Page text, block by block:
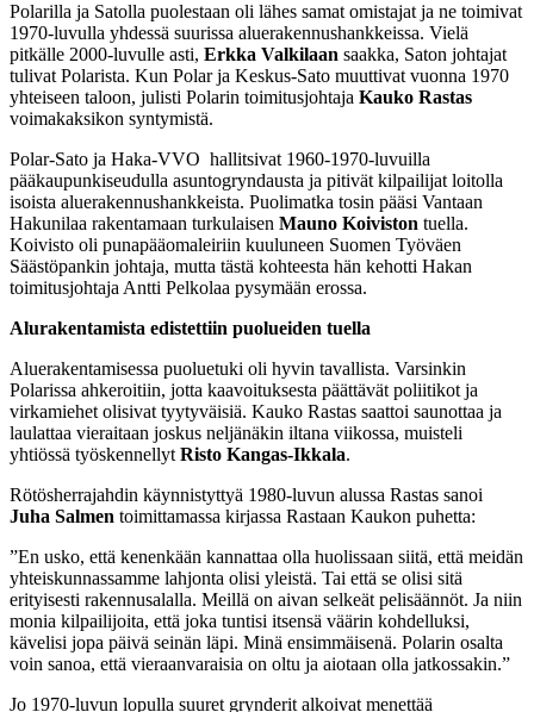
Polarilla ja Satolla puolestaan oli lähes samat omistajat ja ne toimivat
1970-luvulla yhdessä suurissa aluerakennushankkeissa. Vielä
pitkälle 2000-luvulle asti, Erkka Valkilaan saakka, Saton johtajat
tulivat Polarista. Kun Polar ja Keskus-Sato muuttivat vuonna 1970
yhteiseen taloon, julisti Polarin toimitusjohtaja Kauko Rastas
voimakaksikon syntymistä.
Polar-Sato ja Haka-VVO hallitsivat 1960-1970-luvuilla
pääkaupunkiseudulla asuntogryndausta ja pitivät kilpailijat loitolla
isoista aluerakennushankkeista. Puolimatka tosin pääsi Vantaan
Hakunilaa rakentamaan turkulaisen Mauno Koiviston tuella.
Koivisto oli punapääomaleiriin kuuluneen Suomen Työväen
Säästöpankin johtaja, mutta tästä kohteesta hän kehotti Hakan
toimitusjohtaja Antti Pelkolaa pysymään erossa.
Alurakentamista edistettiin puolueiden tuella
Aluerakentamisessa puoluetuki oli hyvin tavallista. Varsinkin
Polarissa ahkeroitiin, jotta kaavoituksesta päättävät poliitikot ja
virkamiehet olisivat tyytyväisiä. Kauko Rastas saattoi saunottaa ja
laulattaa vieraitaan joskus neljänäkin iltana viikossa, muisteli
yhtiössä työskennellyt Risto Kangas-Ikkala.
Rötösherrajahdin käynnistyttyä 1980-luvun alussa Rastas sanoi
Juha Salmen toimittamassa kirjassa Rastaan Kaukon puhetta:
”En usko, että kenenkään kannattaa olla huolissaan siitä, että meidän
yhteiskunnassamme lahjonta olisi yleistä. Tai että se olisi sitä
erityisesti rakennusalalla. Meillä on aivan selkeät pelisäännöt. Ja niin
monia kilpailijoita, että joka tuntisi itsensä väärin kohdelluksi,
kävelisi jopa päivä seinän läpi. Minä ensimmäisenä. Polarin osalta
voin sanoa, että vieraanvaraisia on oltu ja aiotaan olla jatkossakin.”
Jo 1970-luvun lopulla suuret grynderit alkoivat menettää